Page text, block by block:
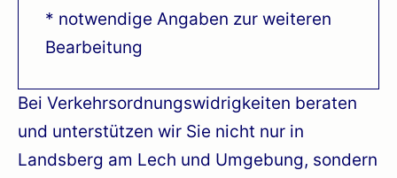
* notwendige Angaben zur weiteren
Bearbeitung
Bei Verkehrsordnungswidrigkeiten beraten
und unterstützen wir Sie nicht nur in
Landsberg am Lech und Umgebung, sondern